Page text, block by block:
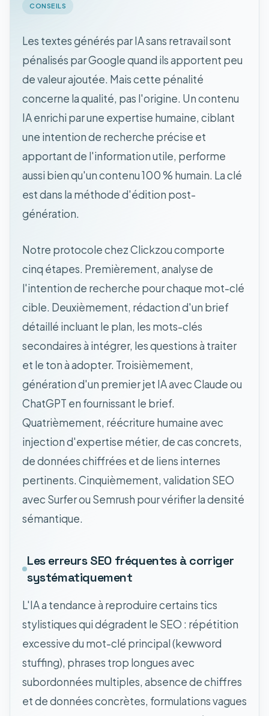
CONSEILS
Les textes générés par IA sans retravail sont
pénalisés par Google quand ils apportent peu
de valeur ajoutée. Mais cette pénalité
concerne la qualité, pas l'origine. Un contenu
IA enrichi par une expertise humaine, ciblant
une intention de recherche précise et
apportant de l'information utile, performe
aussi bien qu'un contenu 100 % humain. La clé
est dans la méthode d'édition post-
génération.
Notre protocole chez Clickzou comporte
cinq étapes. Premièrement, analyse de
l'intention de recherche pour chaque mot-clé
cible. Deuxièmement, rédaction d'un brief
détaillé incluant le plan, les mots-clés
secondaires à intégrer, les questions à traiter
et le ton à adopter. Troisièmement,
génération d'un premier jet IA avec Claude ou
ChatGPT en fournissant le brief.
Quatrièmement, réécriture humaine avec
injection d'expertise métier, de cas concrets,
de données chiffrées et de liens internes
pertinents. Cinquièmement, validation SEO
avec Surfer ou Semrush pour vérifier la densité
sémantique.
Les erreurs SEO fréquentes à corriger
systématiquement
L'IA a tendance à reproduire certains tics
stylistiques qui dégradent le SEO : répétition
excessive du mot-clé principal (kewword
stuffing), phrases trop longues avec
subordonnées multiples, absence de chiffres
et de données concrètes, formulations vagues